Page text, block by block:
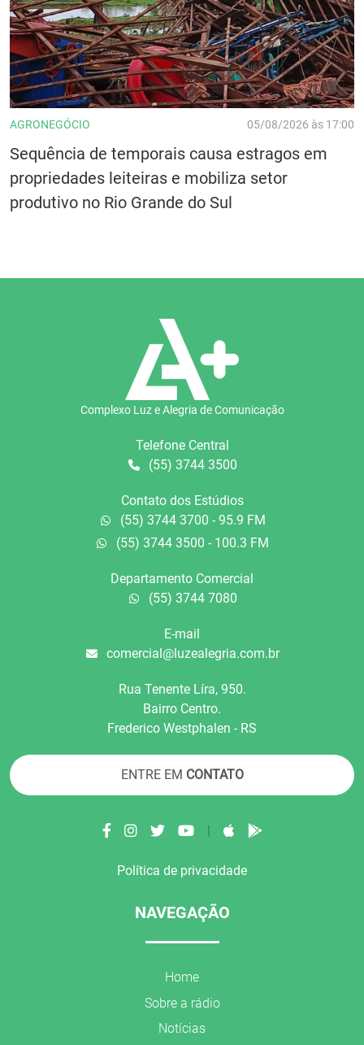
AGRONEGÓCIO 05/08/2026 às 17:00
Sequência de temporais causa estragos em
propriedades leiteiras e mobiliza setor
produtivo no Rio Grande do Sul
Complexo Luz e Alegria de Comunicação
Telefone Central
(55) 3744 3500
Contato dos Estúdios
(55) 3744 3700 - 95.9 FM
(55) 3744 3500 - 100.3 FM
Departamento Comercial
(55) 3744 7080
E-mail
comercial@luzealegria.com.br
Rua Tenente Líra, 950.
Bairro Centro.
Frederico Westphalen - RS
ENTRE EM CONTATO
|
Política de privacidade
NAVEGAÇÃO
Home
Sobre a rádio
Notícias